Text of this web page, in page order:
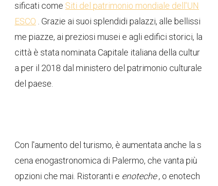
sificati come Siti del patrimonio mondiale dell'UN
ESCO . Grazie ai suoi splendidi palazzi, alle bellissi
me piazze, ai preziosi musei e agli edifici storici, la
città è stata nominata Capitale italiana della cultur
a per il 2018 dal ministero del patrimonio culturale
del paese.
Con l'aumento del turismo, è aumentata anche la s
cena enogastronomica di Palermo, che vanta più
opzioni che mai. Ristoranti e enoteche, o enotech